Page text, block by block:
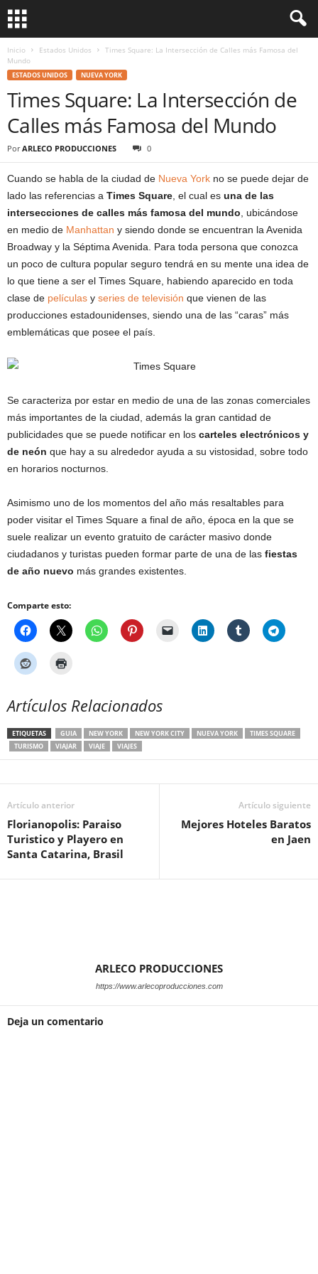
Inicio Estados Unidos
Times Square: La Intersección de Calles más Famosa del
Mundo
ESTADOS UNIDOS NUEVA YORK
Times Square: La Intersección de
Calles más Famosa del Mundo
Por ARLECO PRODUCCIONES 0
Cuando se habla de la ciudad de Nueva York no se puede dejar de
lado las referencias a Times Square , el cual es una de las
intersecciones de calles más famosa del mundo , ubicándose
en medio de Manhattan y siendo donde se encuentran la Avenida
Broadway y la Séptima Avenida. Para toda persona que conozca
un poco de cultura popular seguro tendrá en su mente una idea de
lo que tiene a ser el Times Square, habiendo aparecido en toda
clase de películas y series de televisión que vienen de las
producciones estadounidenses, siendo una de las “caras” más
emblemáticas que posee el país.
Se caracteriza por estar en medio de una de las zonas comerciales
más importantes de la ciudad, además la gran cantidad de
publicidades que se puede notificar en los carteles electrónicos y
de neón que hay a su alrededor ayuda a su vistosidad, sobre todo
en horarios nocturnos.
Asimismo uno de los momentos del año más resaltables para
poder visitar el Times Square a final de año, época en la que se
suele realizar un evento gratuito de carácter masivo donde
ciudadanos y turistas pueden formar parte de una de las fiestas
de año nuevo más grandes existentes.
Comparte esto:
Artículos Relacionados
ETIQUETAS GUIA NEW YORK NEW YORK CITY NUEVA YORK
TIMES SQUARE
TURISMO
VIAJAR VIAJE VIAJES
Artículo anterior
Florianopolis: Paraiso
Turistico y Playero en
Santa Catarina, Brasil
Artículo siguiente
Mejores Hoteles Baratos
en Jaen
ARLECO PRODUCCIONES
https://www.arlecoproducciones.com
Deja un comentario